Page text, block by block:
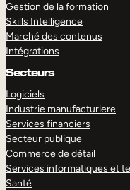
Gestion de la formation
Skills Intelligence
Marché des contenus
Intégrations
Secteurs
Logiciels
Industrie manufacturiere
Services financiers
Secteur publique
Commerce de détail
Services informatiques et
Santé